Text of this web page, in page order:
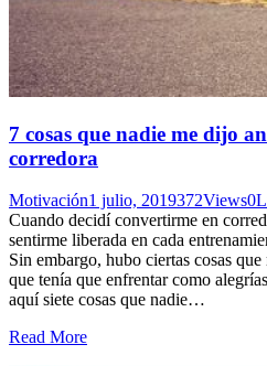
7 cosas que nadie me dijo
corredora
Motivación1 julio, 2019372Views0
Cuando decidí convertirme en
sentirme liberada en cada
Sin embargo, hubo ciertas cosas
que tenía que enfrentar como
aquí siete cosas que nadie…
Read More